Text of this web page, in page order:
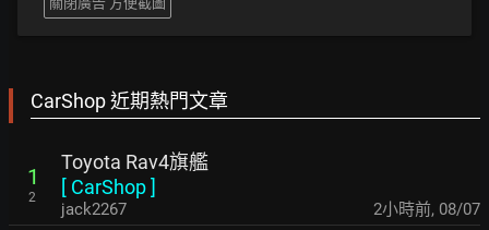
CarShop 近期熱門文章
1
2
Toyota Rav4旗艦
[ CarShop]
jack2267 2小時前, 08/07